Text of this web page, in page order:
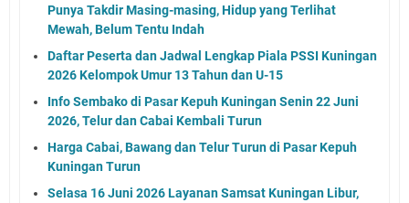
Punya Takdir Masing-masing, Hidup yang Terlihat
Mewah, Belum Tentu Indah
Daftar Peserta dan Jadwal Lengkap Piala PSSI Kuningan
2026 Kelompok Umur 13 Tahun dan U-15
Info Sembako di Pasar Kepuh Kuningan Senin 22 Juni
2026, Telur dan Cabai Kembali Turun
Harga Cabai, Bawang dan Telur Turun di Pasar Kepuh
Kuningan Turun
Selasa 16 Juni 2026 Layanan Samsat Kuningan Libur,